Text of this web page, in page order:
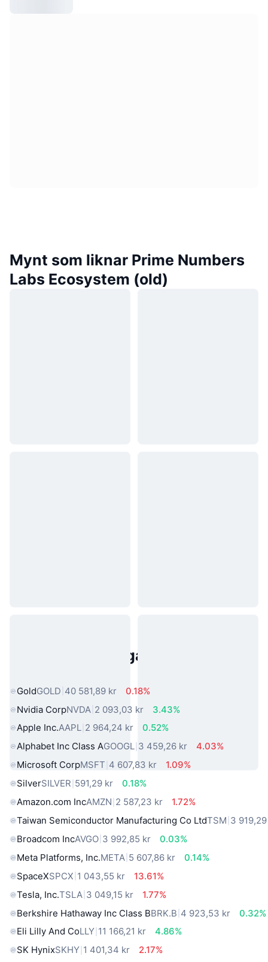
Mynt som liknar Prime Numbers
Labs Ecosystem (old)
Populära tillgångar från den
GoldGOLD 40 581,89 kr
0.18%
Nvidia CorpNVDA 2 093,03 kr
3.43%
Apple Inc.AAPL 2 964,24 kr
0.52%
Alphabet Inc Class AGOOGL 3 459,26 kr
4.03%
Microsoft CorpMSFT 4 607,83 kr
1.09%
SilverSILVER 591,29 kr
0.18%
Amazon.com IncAMZN 2 587,23 kr
1.72%
Taiwan Semiconductor Manufacturing Co LtdTSM 3
Broadcom IncAVGO 3 992,85 kr
0.03%
Meta Platforms, Inc.META 5 607,86 kr
0.14%
SpaceXSPCX 1 043,55 kr
13.61%
Tesla, Inc.TSLA 3 049,15 kr
1.77%
Berkshire Hathaway Inc Class BBRK.B 4 923,53 kr
0.32%
Eli Lilly And CoLLY 11 166,21 kr
4.86%
SK HynixSKHY 1 401,34 kr
2.17%